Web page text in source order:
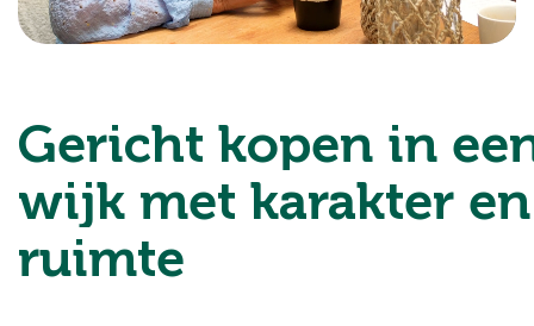
Gericht kopen in
wijk met karakter en
ruimte